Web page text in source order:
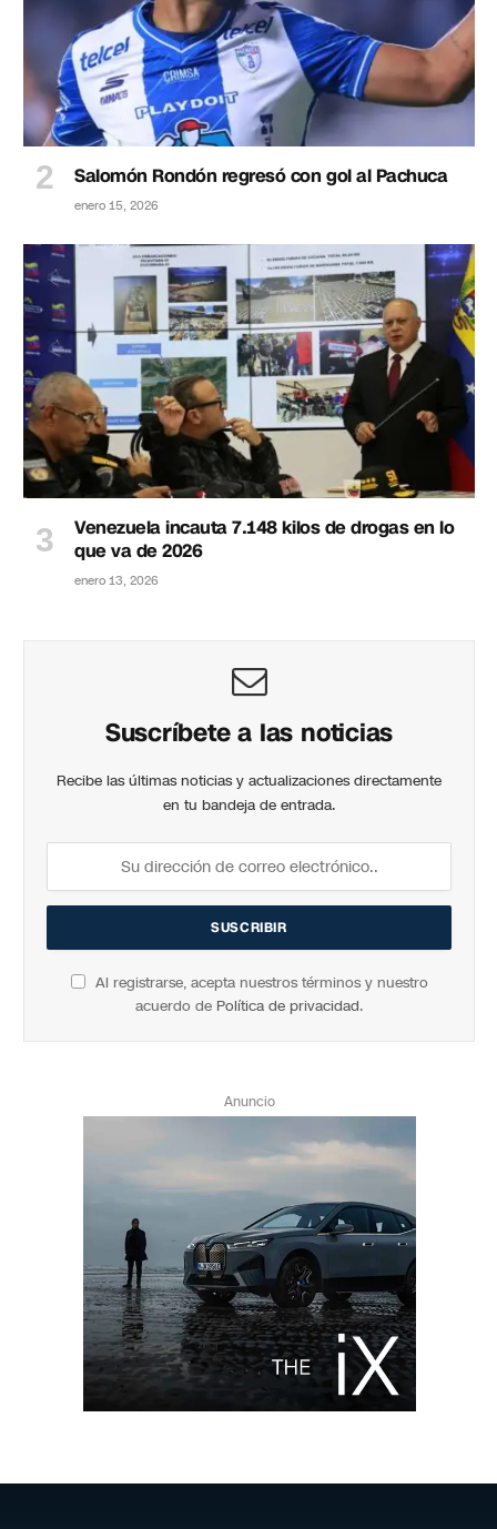
Salomón Rondón regresó con gol al Pachuca
enero 15, 2026
Venezuela incauta 7.148 kilos de drogas en lo
que va de 2026
enero 13, 2026
Suscríbete a las noticias
Recibe las últimas noticias y actualizaciones directamente
en tu bandeja de entrada.
Al registrarse, acepta nuestros términos y nuestro
acuerdo de Política de privacidad.
Anuncio